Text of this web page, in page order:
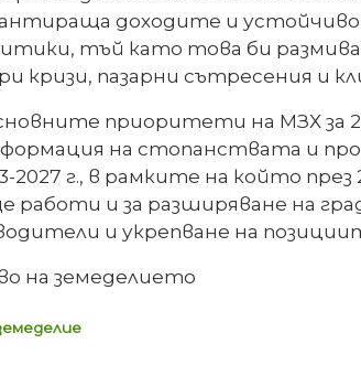
доходите и
тъй като това би
кризи, пазарни сътресения и
приоритети на МЗХ за
на стопанствата и
2027 г., в рамките на който
и за разширяване на
и укрепване на
на земеделието